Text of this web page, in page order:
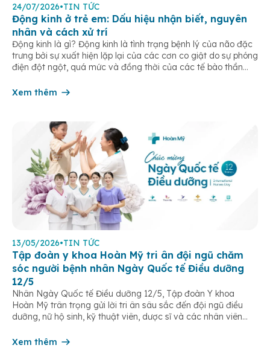
24/07/2026•TIN TỨC
Động kinh ở trẻ em: Dấu hiệu nhận biết, nguyên
nhân và cách xử trí
Động kinh là gì? Động kinh là tình trạng bệnh lý của não đặc
trưng bởi sự xuất hiện lặp lại của các cơn co giật do sự phóng
điện đột ngột, quá mức và đồng thời của các tế bào thần
Xem thêm
13/05/2026•TIN TỨC
Tập đoàn y khoa Hoàn Mỹ tri ân đội ngũ chăm
sóc người bệnh nhân Ngày Quốc tế Điều dưỡng
12/5
Nhân Ngày Quốc tế Điều dưỡng 12/5, Tập đoàn Y khoa
Hoàn Mỹ trân trọng gửi lời tri ân sâu sắc đến đội ngũ điều
dưỡng, nữ hộ sinh, kỹ thuật viên, dược sĩ và các nhân viên
âm thầm đồng hành trên […]
Xem thêm